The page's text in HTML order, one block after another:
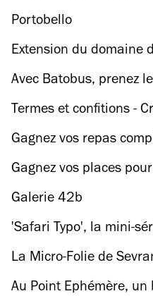
Portobello
Extension du domaine
nouvelle monographie
Avec Batobus, prenez
Paris en bateau
Termes et confitions -
Gagnez vos repas
Gagnez vos places
Paris !
Galerie 42b
'Safari Typo', la mini-
ville dans le miroir de
La Micro-Folie de
le 93
Au Point Ephémère,